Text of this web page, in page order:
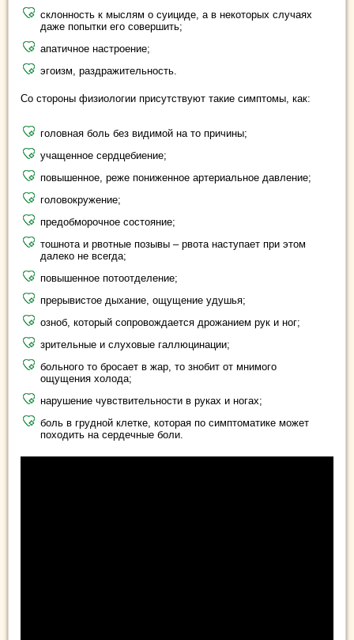
склонность к мыслям о суициде, а в некоторых случаях
даже попытки его совершить;
апатичное настроение;
эгоизм, раздражительность.
Со стороны физиологии присутствуют такие симптомы, как:
головная боль без видимой на то причины;
учащенное сердцебиение;
повышенное, реже пониженное артериальное давление;
головокружение;
предобморочное состояние;
тошнота и рвотные позывы – рвота наступает при этом
далеко не всегда;
повышенное потоотделение;
прерывистое дыхание, ощущение удушья;
озноб, который сопровождается дрожанием рук и ног;
зрительные и слуховые галлюцинации;
больного то бросает в жар, то знобит от мнимого
ощущения холода;
нарушение чувствительности в руках и ногах;
боль в грудной клетке, которая по симптоматике может
походить на сердечные боли.